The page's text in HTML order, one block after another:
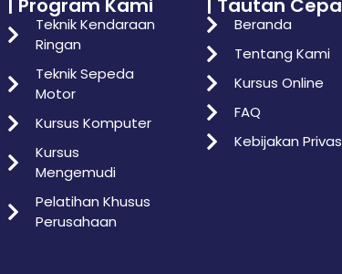
| Program Kami
Teknik Kendaraan
Ringan
Teknik Sepeda
Motor
Kursus Komputer
Kursus
Mengemudi
Pelatihan Khusus
Perusahaan
| Tautan
Beranda
Tentang Kami
Kursus Online
FAQ
Kebijakan